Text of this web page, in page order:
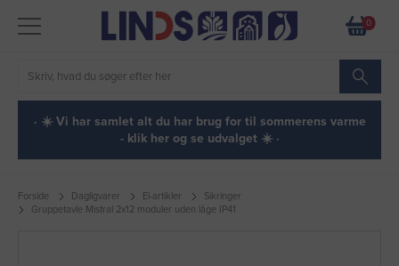
0
· ☀️ Vi har samlet alt du har brug for til sommerens varme
- klik her og se udvalget ☀️ ·
Forside Dagligvarer El-artikler
Sikringer
Gruppetavle Mistral 2x12 moduler uden låge IP41